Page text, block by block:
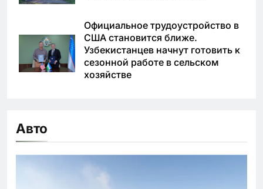
Официальное трудоустройство в
США становится ближе.
Узбекистанцев начнут готовить к
сезонной работе в сельском
хозяйстве
Авто